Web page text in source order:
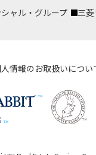
ャル・グループ 三
情報のお取扱いについ